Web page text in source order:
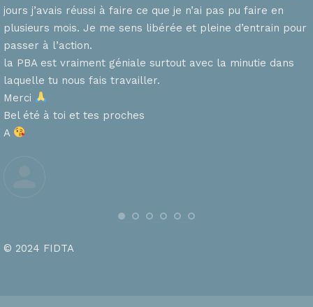
jours j’avais réussi à faire ce que je n’ai pas pu faire en
plusieurs mois. Je me sens libérée et pleine d’entrain pour
passer à l’action.
la PBA est vraiment géniale surtout avec la minutie dans
laquelle tu nous fais travailler.
Merci
Bel été à toi et tes proches
A
© 2024 FIDTA